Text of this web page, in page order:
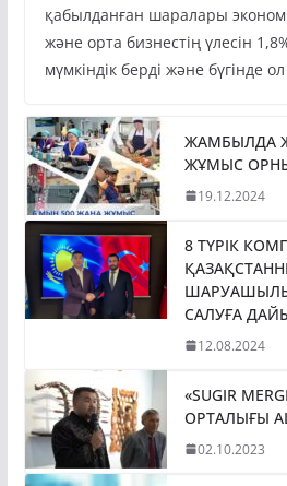
қабылданған шаралары
және орта бизнестің үлесін
мүмкіндік берді және бүгінде
ЖАМБЫЛДА
ЖҰМЫС
19.12.2024
8 ТҮРІК
САЛУҒА
12.08.2024
«SUGIR
ОРТАЛЫҒЫ
02.10.2023